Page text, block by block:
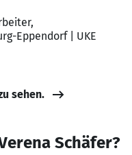
Eppendorf | UKE
sehen.
Schäfer?